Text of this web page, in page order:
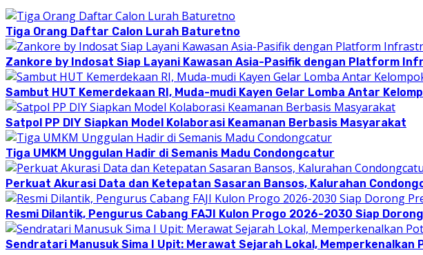
Tiga Orang Daftar Calon Lurah Baturetno
Zankore by Indosat Siap Layani Kawasan Asia-Pasifik dengan Platform
Sambut HUT Kemerdekaan RI, Muda-mudi Kayen Gelar Lomba Antar
Satpol PP DIY Siapkan Model Kolaborasi Keamanan Berbasis Masyarakat
Tiga UMKM Unggulan Hadir di Semanis Madu Condongcatur
Perkuat Akurasi Data dan Ketepatan Sasaran Bansos, Kalurahan
Resmi Dilantik, Pengurus Cabang FAJI Kulon Progo 2026-2030 Siap
Sendratari Manusuk Sima I Upit: Merawat Sejarah Lokal, Memperkenalkan